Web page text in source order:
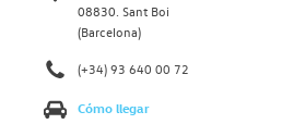
08830. Sant Boi
(Barcelona)
(+34) 93 640 00 72
Cómo llegar